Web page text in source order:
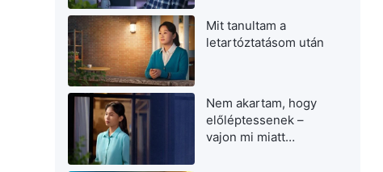
Mit tanultam a
letartóztatásom után
Nem akartam, hogy
előléptessenek –
vajon mi miatt